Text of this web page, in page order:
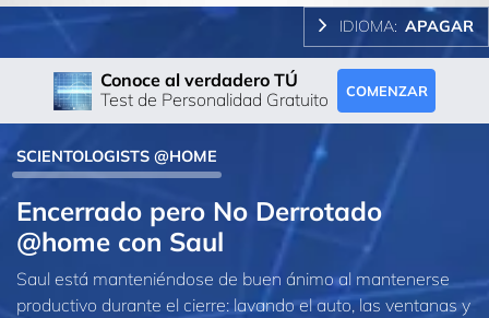
IDIOMA: APAGAR
Conoce al verdadero TÚ
Test de Personalidad Gratuito
COMENZAR
SCIENTOLOGISTS @HOME
Encerrado pero No Derrotado
@home con Saul
Saul está manteniéndose de buen ánimo al mantenerse
productivo durante el cierre: lavando el auto, las ventanas y